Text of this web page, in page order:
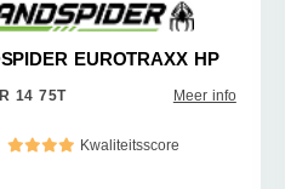
EUROTRAXX HP
14 75T Meer info
Kwaliteitsscore